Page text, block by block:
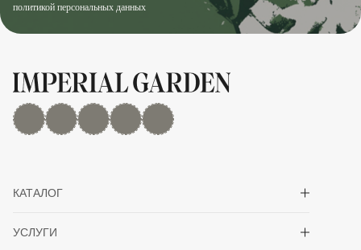
политикой персональных данных
MAX Дзен YouTuberutubeTelegram
КАТАЛОГ
УСЛУГИ